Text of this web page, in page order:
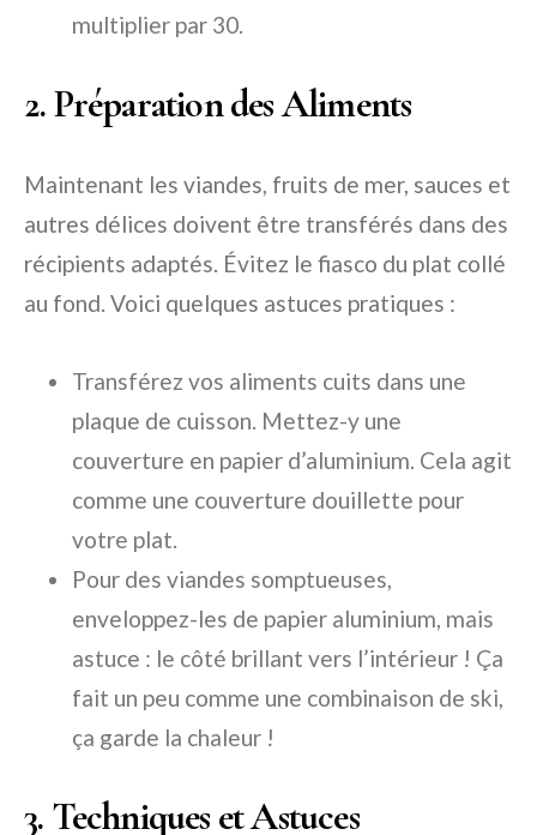
multiplier par 30.
2. Préparation des Aliments
Maintenant les viandes, fruits de mer, sauces et
autres délices doivent être transférés dans des
récipients adaptés. Évitez le fiasco du plat collé
au fond. Voici quelques astuces pratiques :
Transférez vos aliments cuits dans une
plaque de cuisson. Mettez-y une
couverture en papier d’aluminium. Cela agit
comme une couverture douillette pour
votre plat.
Pour des viandes somptueuses,
enveloppez-les de papier aluminium, mais
astuce : le côté brillant vers l’intérieur ! Ça
fait un peu comme une combinaison de ski,
ça garde la chaleur !
3. Techniques et Astuces